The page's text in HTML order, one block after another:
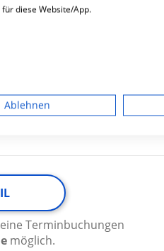
Terminbuchungen
möglich.
diese Website/App.
Werbung
Inhalten
Inhalte
Ablehnen